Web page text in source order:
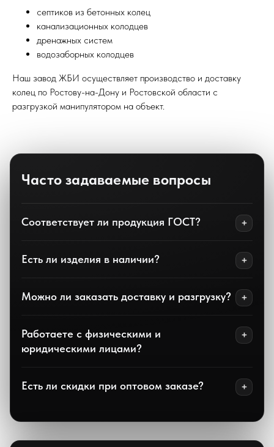
септиков из бетонных колец
канализационных колодцев
дренажных систем
водозаборных колодцев
Наш завод ЖБИ осуществляет производство и доставку
колец по Ростову-на-Дону и Ростовской области с
разгрузкой манипулятором на объект.
Часто задаваемые вопросы
Соответствует ли продукция ГОСТ?
Есть ли изделия в наличии?
Можно ли заказать доставку и разгрузку?
Работаете с физическими и
юридическими лицами?
Есть ли скидки при оптовом заказе?